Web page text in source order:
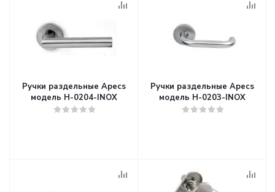
Ручки раздельные Apecs
модель H-0204-INOX
Ручки раздельные Apecs
модель H-0203-INOX